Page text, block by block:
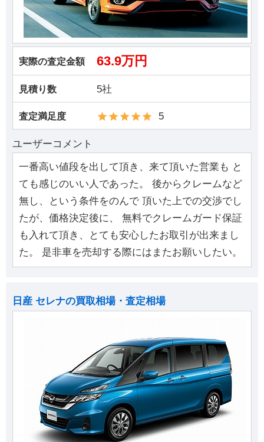
実際の査定金額 63.9万円
見積り数 5社
査定満足度 5
ユーザーコメント
一番高い値段を出して頂き、来て頂いた営業も と
ても感じのいい人であった。 後からクレームなど
無し、という条件をのんで 頂いた上での交渉でし
たが、価格決定後に、 無料でクレームガード保証
も入れて頂き、とても安心したお取引が出来まし
た。 是非車を売却する際にはまたお願いしたい。
日産 セレナの買取相場・査定相場